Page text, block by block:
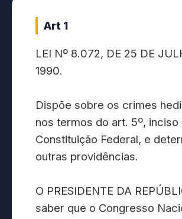
Art 1
LEI Nº 8.072, DE 25 DE
1990.
Dispõe sobre os crimes
nos termos do art. 5º, inciso
Constituição Federal, e
outras providências.
O PRESIDENTE DA
saber que o Congresso